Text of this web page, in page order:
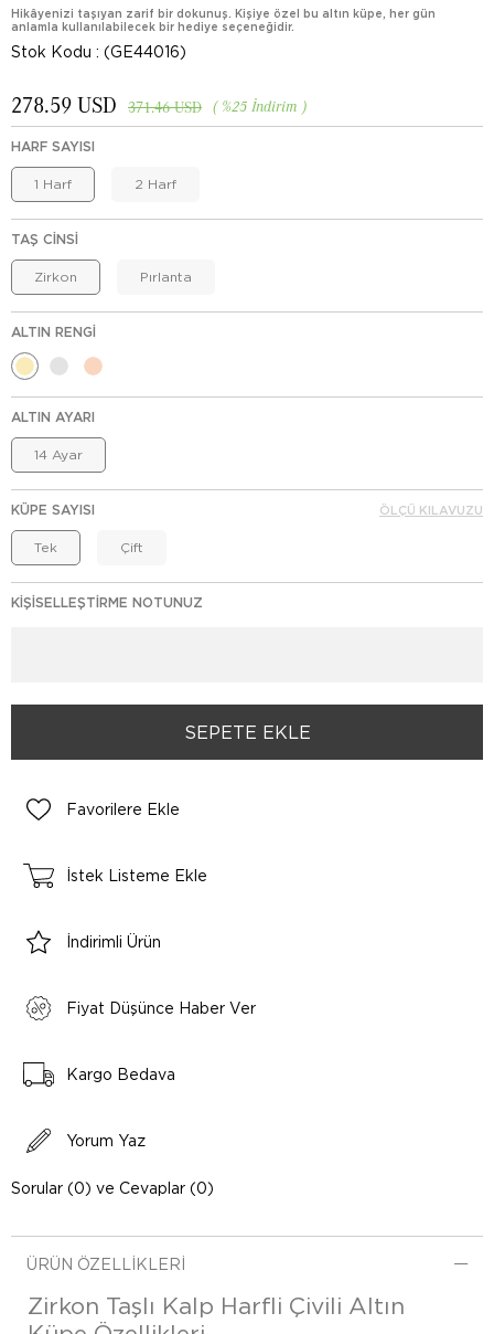
Hikâyenizi taşıyan zarif bir dokunuş. Kişiye özel bu altın küpe, her gün
anlamla kullanılabilecek bir hediye seçeneğidir.
Stok Kodu (GE44016)
%25 İndirim
371.46 USD
278.59 USD
HARF SAYISI
1 Harf 2 Harf
TAŞ CINSI
Zirkon Pırlanta
ALTIN RENGI
ALTIN AYARI
14 Ayar
KÜPE SAYISI
Tek Çift
ÖLÇÜ KILAVUZU
KIŞISELLEŞTIRME NOTUNUZ
Favorilere Ekle
İstek Listeme Ekle
İndirimli Ürün
Fiyat Düşünce Haber Ver
Kargo Bedava
Yorum Yaz
Sorular (0) ve Cevaplar (0)
ÜRÜN ÖZELLIKLERI
Zirkon Taşlı Kalp Harfli Çivili Altın